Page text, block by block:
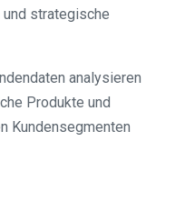
und strategische
analysieren
Produkte und
Kundensegmenten